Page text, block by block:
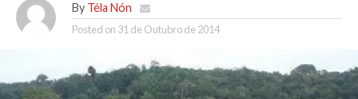
By Téla Nón
Posted on 31 de Outubro de 2014